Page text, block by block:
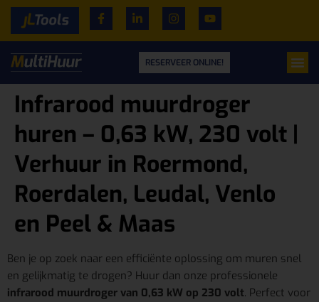
RESERVEER ONLINE!
Infrarood muurdroger
huren – 0,63 kW, 230 volt |
Verhuur in Roermond,
Roerdalen, Leudal, Venlo
en Peel & Maas
Ben je op zoek naar een efficiënte oplossing om muren snel
en gelijkmatig te drogen? Huur dan onze professionele
infrarood muurdroger van 0,63 kW op 230 volt. Perfect voor